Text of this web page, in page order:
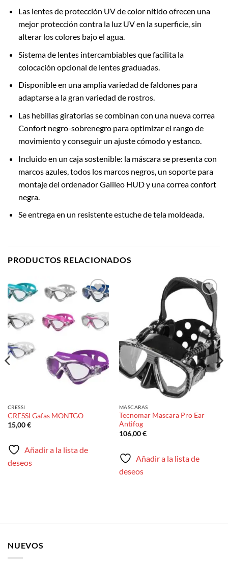
Las lentes de protección UV de color nítido ofrecen una
mejor protección contra la luz UV en la superficie, sin
alterar los colores bajo el agua.
Sistema de lentes intercambiables que facilita la
colocación opcional de lentes graduadas.
Disponible en una amplia variedad de faldones para
adaptarse a la gran variedad de rostros.
Las hebillas giratorias se combinan con una nueva correa
Confort negro-sobrenegro para optimizar el rango de
movimiento y conseguir un ajuste cómodo y estanco.
Incluido en un caja sostenible: la máscara se presenta con
marcos azules, todos los marcos negros, un soporte para
montaje del ordenador Galileo HUD y una correa confort
negra.
Se entrega en un resistente estuche de tela moldeada.
PRODUCTOS RELACIONADOS
Añadir
lista de
deseos
CRESSI
CRESSI Gafas MONTGO
15,00€
Añadir a la lista de
deseos
Añadir
a la
deseos
MASCARAS
Tecnomar Mascara Pro Ear
Antifog
106,00€
Añadir a la lista de
deseos
NUEVOS